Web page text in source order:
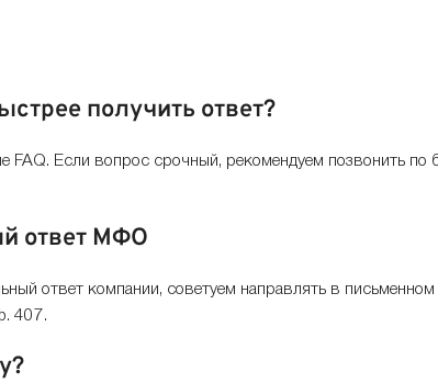
получить ответ?
FAQ. Если вопрос срочный, рекомендуем позвонить по
ответ МФО
ответ компании, советуем направлять в письменном
407.